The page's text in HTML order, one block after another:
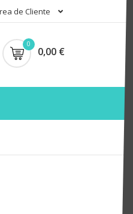
de Cliente
0
0,00 €